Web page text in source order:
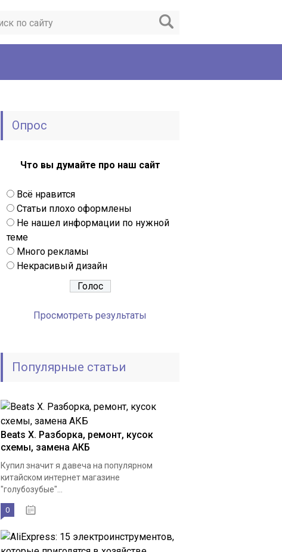
Опрос
Что вы думайте про наш сайт
Всё нравится
Статьи плохо оформлены
Не нашел информации по нужной
теме
Много рекламы
Некрасивый дизайн
Просмотреть результаты
Популярные статьи
Beats X. Разборка, ремонт, кусок
схемы, замена АКБ
Купил значит я давеча на популярном
китайском интернет магазине
"голубозубые"...
0